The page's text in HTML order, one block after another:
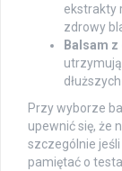
ekstrakty
zdrowy
Balsam
Przy wyborze
upewnić się, że
szczególnie
pamiętać o